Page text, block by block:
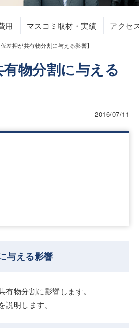
用 マスコミ取材・実績 アクセ
差押が共有物分割に与える影響】
有物分割に与える
2016/07/11
与える影響
物分割に影響します。
明します。